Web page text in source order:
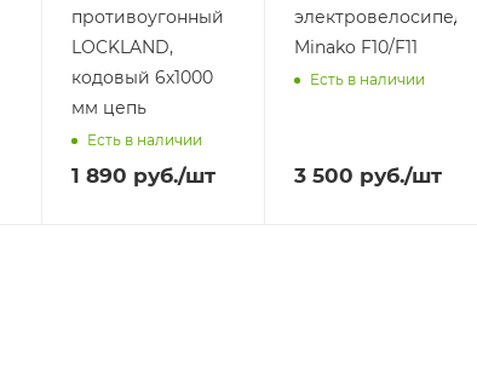
противоугонный
LOCKLAND,
кодовый 6х1000
мм цепь
Есть в наличии
1 890 руб./шт
электровелосипеда
Minako F10/F11
Есть в наличии
3 500 руб./шт